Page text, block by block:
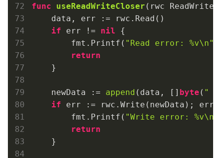
func
useReadWriteCloser (rwc
    data, err := rwc.Read()
if err != nil {
        fmt.Printf(
"Read error: %v\n"
return
    }
    newData :=
append (data, [] byte ( " -
if err := rwc.Write(newData);
        fmt.Printf(
"Write error: %v\n"
return
    }